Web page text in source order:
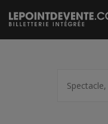
Passer
au
contenu
artiste,
lieu...